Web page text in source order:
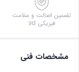
تضمین اصالت و سلامت
فیزیکی کالا
مشخصات فنی